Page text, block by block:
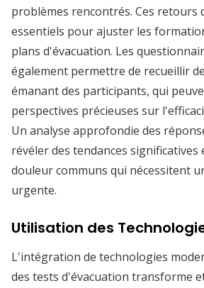
problèmes rencontrés. Ces retours
essentiels pour ajuster les
plans d'évacuation. Les
également permettre de recueillir
émanant des participants, qui
perspectives précieuses sur
Un analyse approfondie des
révéler des tendances significatives
douleur communs qui nécessitent
urgente.
Utilisation des
L'intégration de technologies
des tests d'évacuation transforme